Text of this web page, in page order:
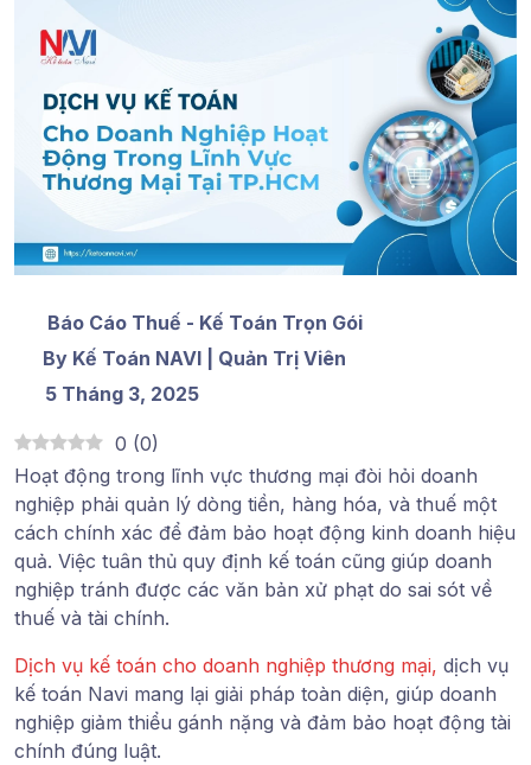
Báo Cáo Thuế - Kế Toán Trọn Gói
By Kế Toán NAVI | Quản Trị Viên
5 Tháng 3, 2025
0 (0)
Hoạt động trong lĩnh vực thương mại đòi hỏi doanh
nghiệp phải quản lý dòng tiền, hàng hóa, và thuế một
cách chính xác để đảm bảo hoạt động kinh doanh hiệu
quả. Việc tuân thủ quy định kế toán cũng giúp doanh
nghiệp tránh được các văn bản xử phạt do sai sót về
thuế và tài chính.
Dịch vụ kế toán cho doanh nghiệp thương mại, dịch vụ
kế toán Navi mang lại giải pháp toàn diện, giúp doanh
nghiệp giảm thiểu gánh nặng và đảm bảo hoạt động tài
chính đúng luật.